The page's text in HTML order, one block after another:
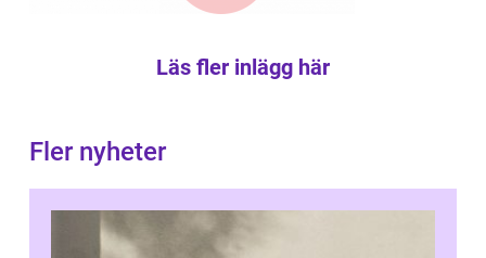
Läs fler inlägg här
Fler nyheter